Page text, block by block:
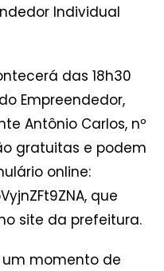
Individual
das 18h30
Empreendedor,
Antônio Carlos, nº
gratuitas e podem
online:
que
site da prefeitura.
momento de